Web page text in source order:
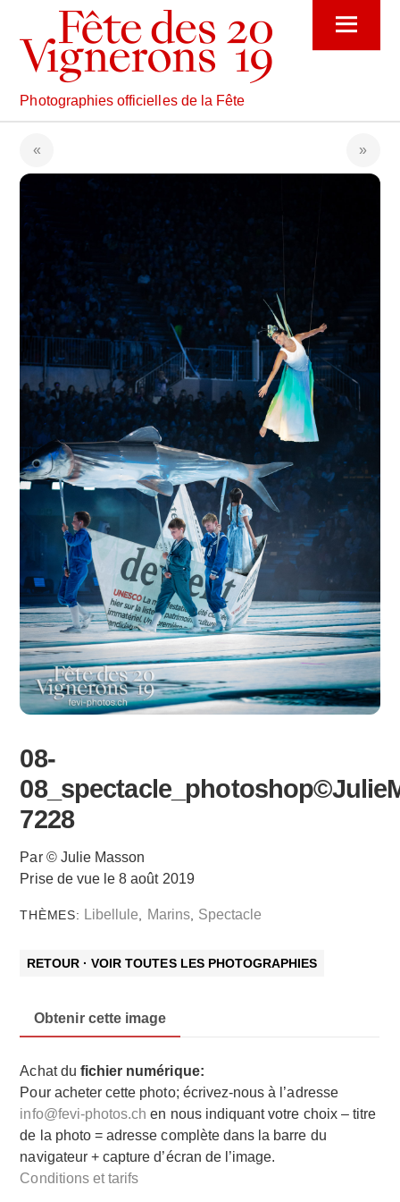
content
Menu
Photographies officielles de la Fête
08-
7228
Par © Julie Masson
Prise de vue le 8 août 2019
THÈMES: Libellule Marins, Spectacle
RETOUR · VOIR TOUTES LES PHOTOGRAPHIES
Obtenir cette image
Achat du fichier numérique:
Pour acheter cette photo; écrivez-nous à l’adresse
info@fevi-photos.ch en nous indiquant votre choix – titre
de la photo = adresse complète dans la barre du
navigateur + capture d’écran de l’image.
Conditions et tarifs